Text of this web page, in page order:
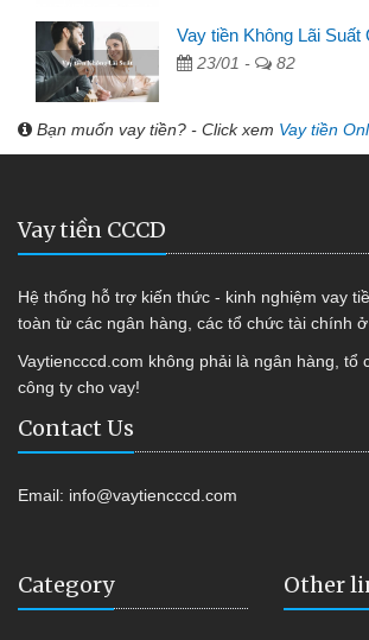
Vay tiền Không Lãi Suất
23/01 - 82
Bạn muốn vay tiền? - Click xem Vay tiền
Vay tiền CCCD
Hệ thống hỗ trợ kiến thức - kinh nghiệm vay
toàn từ các ngân hàng, các tổ chức tài chính
Vaytiencccd.com không phải là ngân hàng, tổ
công ty cho vay!
Contact Us
Email: info@vaytiencccd.com
Category Other